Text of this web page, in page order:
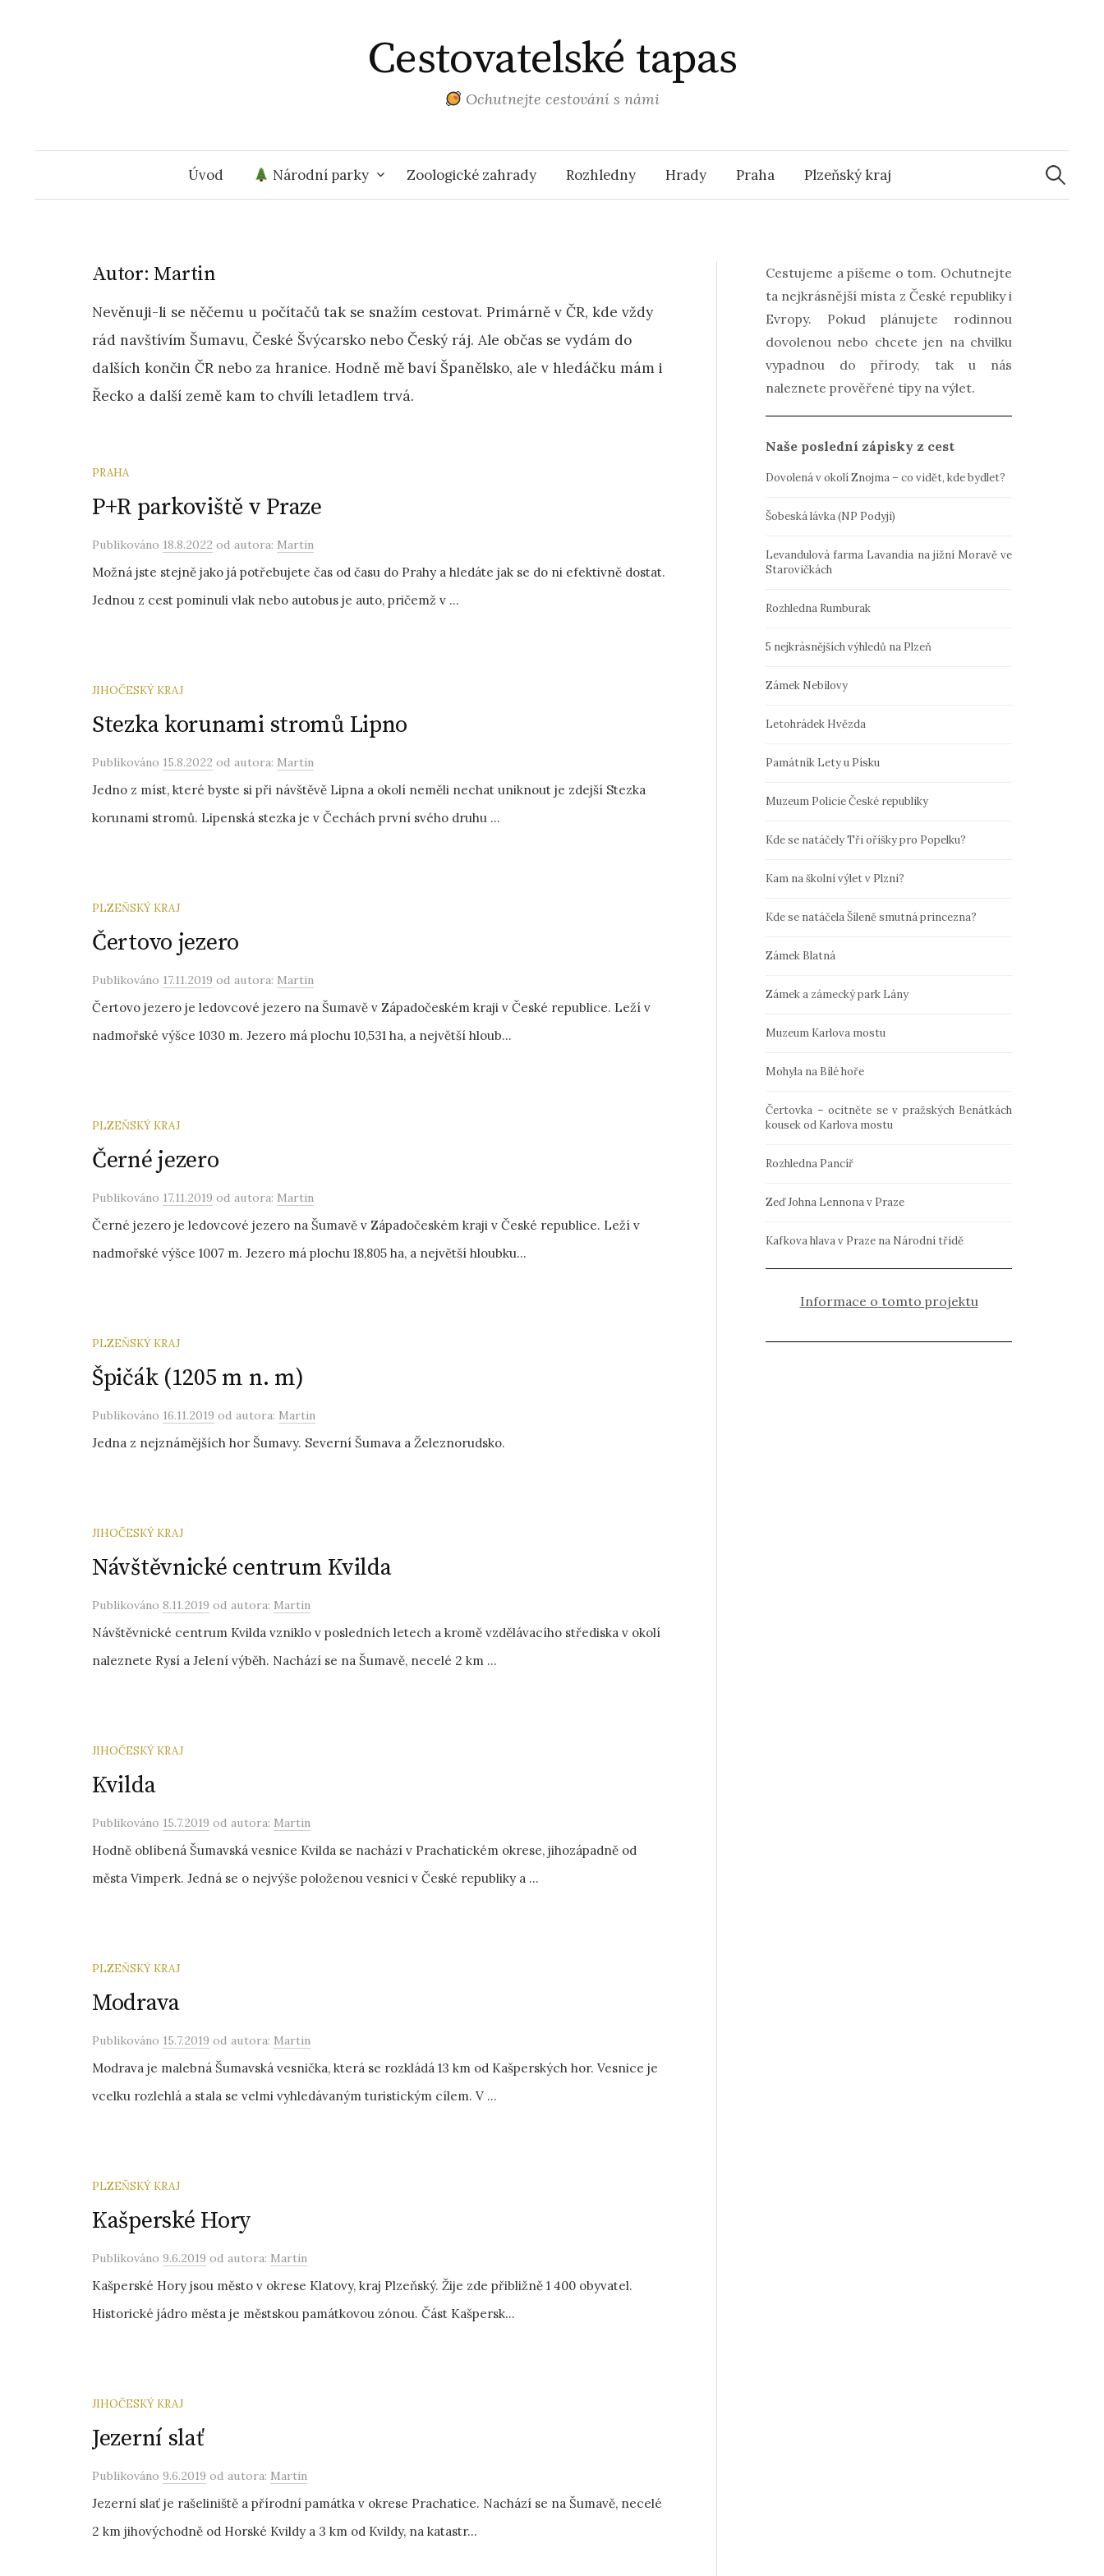
Cestovatelské tapas
Ochutnejte cestování s námi
Úvod Národní parky Zoologické zahrady Rozhledny Hrady Praha Plzeňský kraj
Autor: Martin
Nevěnuji-li se něčemu u počítačů tak se snažím cestovat. Primárně v ČR, kde vždy
rád navštívím Šumavu, České Švýcarsko nebo Český ráj. Ale občas se vydám do
dalších končin ČR nebo za hranice. Hodně mě baví Španělsko, ale v hledáčku mám i
Řecko a další země kam to chvíli letadlem trvá.
PRAHA
P+R parkoviště v Praze
Publikováno 18.8.2022 od autora: Martin
Možná jste stejně jako já potřebujete čas od času do Prahy a hledáte jak se do ni efektivně dostat.
Jednou z cest pominuli vlak nebo autobus je auto, pričemž v ...
JIHOČESKÝ KRAJ
Stezka korunami stromů Lipno
Publikováno 15.8.2022 od autora: Martin
Jedno z míst, které byste si při návštěvě Lipna a okolí neměli nechat uniknout je zdejší Stezka
korunami stromů. Lipenská stezka je v Čechách první svého druhu ...
PLZEŇSKÝ KRAJ
Čertovo jezero
Publikováno 17.11.2019 od autora: Martin
Čertovo jezero je ledovcové jezero na Šumavě v Západočeském kraji v České republice. Leží v
nadmořské výšce 1030 m. Jezero má plochu 10,531 ha, a největší hloub...
PLZEŇSKÝ KRAJ
Černé jezero
Publikováno 17.11.2019 od autora: Martin
Černé jezero je ledovcové jezero na Šumavě v Západočeském kraji v České republice. Leží v
nadmořské výšce 1007 m. Jezero má plochu 18,805 ha, a největší hloubku...
PLZEŇSKÝ KRAJ
Špičák (1205 m n. m)
Publikováno 16.11.2019 od autora: Martin
Jedna z nejznámějších hor Šumavy. Severní Šumava a Železnorudsko.
JIHOČESKÝ KRAJ
Návštěvnické centrum Kvilda
Publikováno 8.11.2019 od autora: Martin
Návštěvnické centrum Kvilda vzniklo v posledních letech a kromě vzdělávacího střediska v okolí
naleznete Rysí a Jelení výběh. Nachází se na Šumavě, necelé 2 km ...
JIHOČESKÝ KRAJ
Kvilda
Publikováno 15.7.2019 od autora: Martin
Hodně oblíbená Šumavská vesnice Kvilda se nachází v Prachatickém okrese, jihozápadně od
města Vimperk. Jedná se o nejvýše položenou vesnici v České republiky a ...
PLZEŇSKÝ KRAJ
Modrava
Publikováno 15.7.2019 od autora: Martin
Modrava je malebná Šumavská vesnička, která se rozkládá 13 km od Kašperských hor. Vesnice je
vcelku rozlehlá a stala se velmi vyhledávaným turistickým cílem. V ...
PLZEŇSKÝ KRAJ
Kašperské Hory
Publikováno 9.6.2019 od autora: Martin
Kašperské Hory jsou město v okrese Klatovy, kraj Plzeňský. Žije zde přibližně 1 400 obyvatel.
Historické jádro města je městskou památkovou zónou. Část Kašpersk...
JIHOČESKÝ KRAJ
Jezerní slať
Publikováno 9.6.2019 od autora: Martin
Jezerní slať je rašeliniště a přírodní památka v okrese Prachatice. Nachází se na Šumavě, necelé
2 km jihovýchodně od Horské Kvildy a 3 km od Kvildy, na katastr...
Cestujeme a píšeme o tom. Ochutnejte
ta nejkrásnější místa z České republiky i
Evropy. Pokud plánujete rodinnou
dovolenou nebo chcete jen na chvilku
vypadnou do přírody, tak u nás
naleznete prověřené tipy na výlet.
Naše poslední zápisky z cest
Dovolená v okolí Znojma – co vidět, kde bydlet?
Šobeská lávka (NP Podyjí)
Levandulová farma Lavandia na jižní Moravě ve
Starovičkách
Rozhledna Rumburak
5 nejkrásnějších výhledů na Plzeň
Zámek Nebílovy
Letohrádek Hvězda
Památník Lety u Písku
Muzeum Policie České republiky
Kde se natáčely Tři oříšky pro Popelku?
Kam na školní výlet v Plzni?
Kde se natáčela Šíleně smutná princezna?
Zámek Blatná
Zámek a zámecký park Lány
Muzeum Karlova mostu
Mohyla na Bílé hoře
Čertovka – ocitněte se v pražských Benátkách
kousek od Karlova mostu
Rozhledna Pancíř
Zeď Johna Lennona v Praze
Kafkova hlava v Praze na Národní třídě
Informace o tomto projektu